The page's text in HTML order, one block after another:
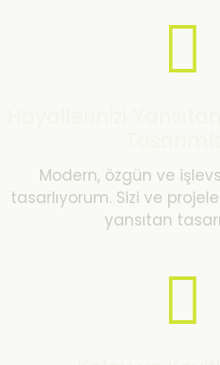
Modern, özgün ve
tasarlıyorum. Sizi ve
yansıtan